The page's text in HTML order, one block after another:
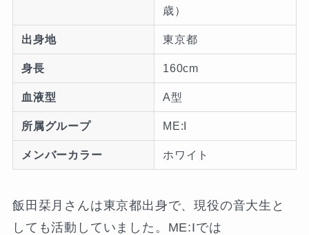
歳）
出身地 東京都
身長 160cm
血液型 A型
所属グループ ME:I
メンバーカラー ホワイト
飯田栞月さんは東京都出身で、現役の音大生と
しても活動していました。ME:Iでは